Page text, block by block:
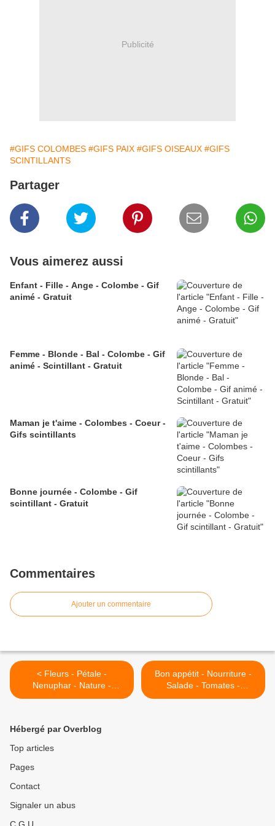
Publicité
#GIFS COLOMBES #GIFS PAIX #GIFS OISEAUX #GIFS
SCINTILLANTS
Partager
Vous aimerez aussi
Enfant - Fille - Ange - Colombe - Gif
animé - Gratuit
Femme - Blonde - Bal - Colombe - Gif
animé - Scintillant - Gratuit
Maman je t'aime - Colombes - Coeur -
Gifs scintillants
Bonne journée - Colombe - Gif
scintillant - Gratuit
Commentaires
Ajouter un commentaire
< Fleurs - Pétale -
Nenuphar - Nature -
Photographie - Wallpaper -
Bon appétit - Nourriture -
Salade - Tomates -
Concombres - Olives -
Hébergé par Overblog
Top articles
Pages
Contact
Signaler un abus